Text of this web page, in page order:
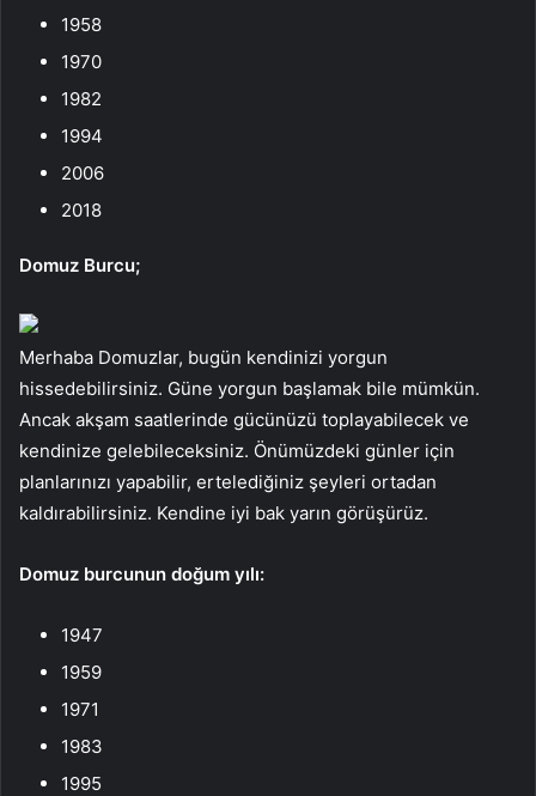
1958
1970
1982
1994
2006
2018
Domuz Burcu;
Merhaba Domuzlar, bugün kendinizi yorgun
hissedebilirsiniz. Güne yorgun başlamak bile mümkün.
Ancak akşam saatlerinde gücünüzü toplayabilecek ve
kendinize gelebileceksiniz. Önümüzdeki günler için
planlarınızı yapabilir, ertelediğiniz şeyleri ortadan
kaldırabilirsiniz. Kendine iyi bak yarın görüşürüz.
Domuz burcunun doğum yılı:
1947
1959
1971
1983
1995